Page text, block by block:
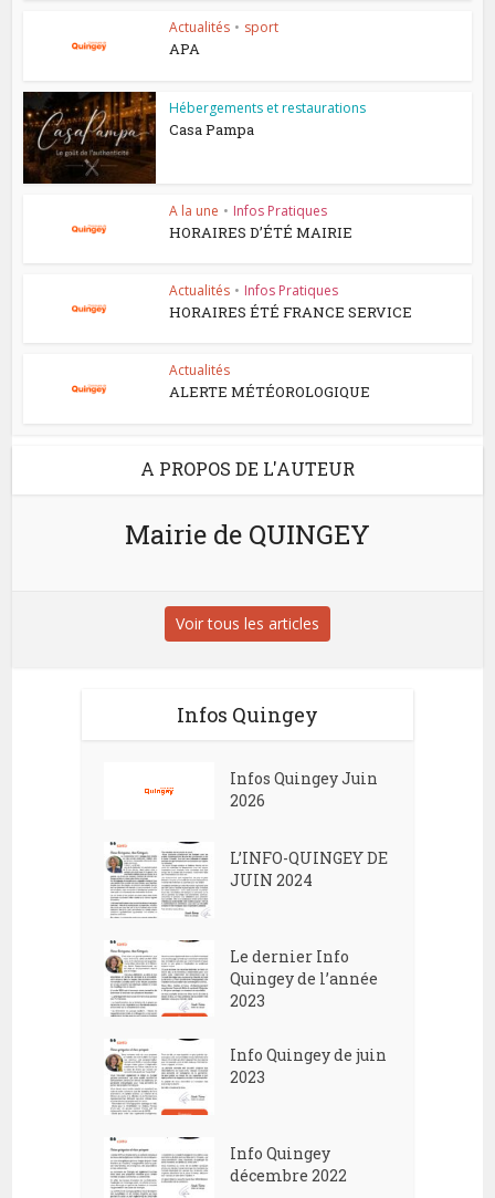
Actualités • sport
APA
Hébergements et restaurations
Casa Pampa
A la une • Infos Pratiques
HORAIRES D’ÉTÉ MAIRIE
Actualités • Infos Pratiques
HORAIRES ÉTÉ FRANCE SERVICE
Actualités
ALERTE MÉTÉOROLOGIQUE
A PROPOS DE L'AUTEUR
Mairie de QUINGEY
Voir tous les articles
Infos Quingey
Infos Quingey Juin
2026
L’INFO-QUINGEY DE
JUIN 2024
Le dernier Info
Quingey de l’année
2023
Info Quingey de juin
2023
Info Quingey
décembre 2022